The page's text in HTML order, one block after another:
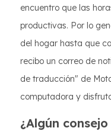
encuentro que las
productivas. Por lo
del hogar hasta que
recibo un correo de
de traducción" de
computadora y
¿Algún